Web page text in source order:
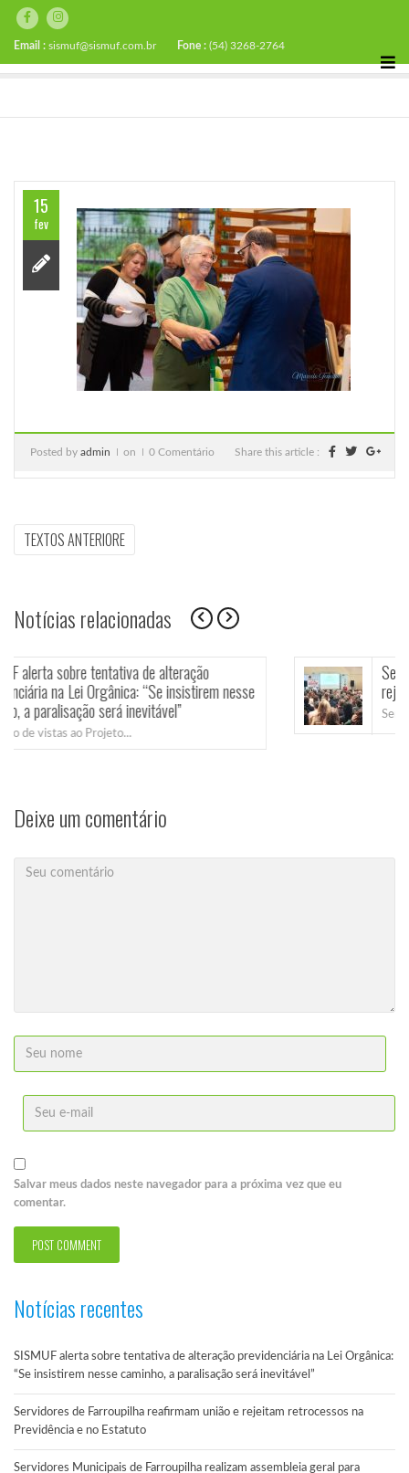
Email : sismuf@sismuf.com.br Fone : (54) 3268-2764
15
fev
Posted by admin on 0 Comentário Share this article :
Navegação
Post
TEXTOS ANTERIOREPREVIOUS
ARTICLE:
Notícias relacionadas
nesse
Servidores de Farroupilha reafirmam união e
rejeitam retrocessos na Previdência e no
Servidores de Farroupilha reafirmam união e...
Deixe um comentário
Salvar meus dados neste navegador para a próxima vez que eu
comentar.
Notícias recentes
SISMUF alerta sobre tentativa de alteração previdenciária na Lei Orgânica:
“Se insistirem nesse caminho, a paralisação será inevitável”
Servidores de Farroupilha reafirmam união e rejeitam retrocessos na
Previdência e no Estatuto
Servidores Municipais de Farroupilha realizam assembleia geral para